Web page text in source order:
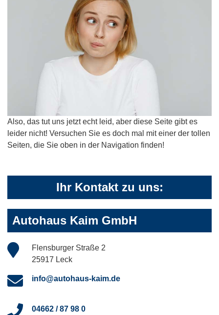
Also, das tut uns jetzt echt leid, aber diese Seite gibt es
leider nicht! Versuchen Sie es doch mal mit einer der tollen
Seiten, die Sie oben in der Navigation finden!
Ihr Kontakt zu uns:
Autohaus Kaim GmbH
Flensburger Straße 2
25917 Leck
info@autohaus-kaim.de
04662 / 87 98 0